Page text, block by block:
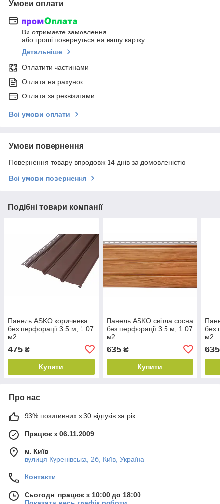
Умови оплати
Ви отримаєте замовлення
або гроші повернуться на вашу картку
Детальніше
Оплатити частинами
Оплата на рахунок
Оплата за реквізитами
Всі умови оплати
Умови повернення
Повернення товару впродовж 14 днів за домовленістю
Всі умови повернення
Подібні товари компанії
Панель ASKO коричнева
без перфорації 3.5 м, 1.07
м2
475 ₴
Купити
Панель ASKO світла сосна
без перфорації 3.5 м, 1.07
м2
635₴
Купити
без
м2
635
Про нас
93% позитивних з 30 відгуків за рік
Працює з 06.11.2009
м. Київ
вулиця Куренівська, 2б, Київ, Україна
Контакти
Сьогодні працює з 10:00 до 18:00